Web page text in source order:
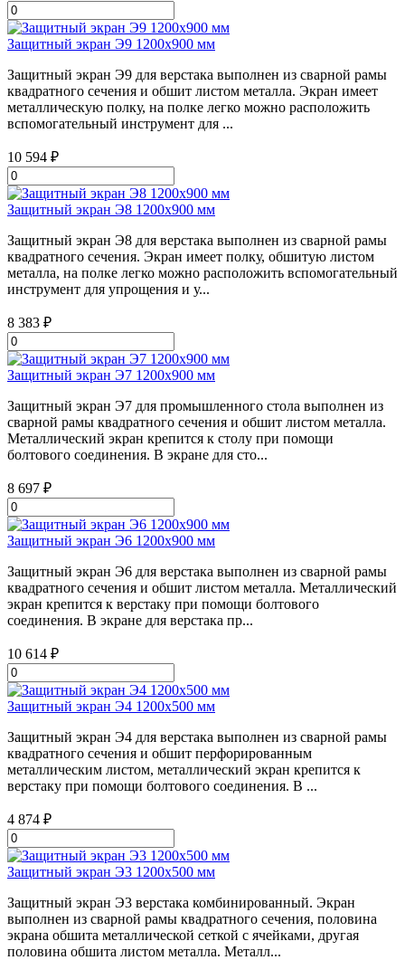
Защитный экран Э9 1200х900 мм
Защитный экран Э9 для верстака выполнен из сварной рамы
квадратного сечения и обшит листом металла. Экран имеет
металлическую полку, на полке легко можно расположить
вспомогательный инструмент для ...
10 594 ₽
Защитный экран Э8 1200х900 мм
Защитный экран Э8 для верстака выполнен из сварной рамы
квадратного сечения. Экран имеет полку, обшитую листом
металла, на полке легко можно расположить вспомогательный
инструмент для упрощения и у...
8 383 ₽
Защитный экран Э7 1200х900 мм
Защитный экран Э7 для промышленного стола выполнен из
сварной рамы квадратного сечения и обшит листом металла.
Металлический экран крепится к столу при помощи
болтового соединения. В экране для сто...
8 697 ₽
Защитный экран Э6 1200х900 мм
Защитный экран Э6 для верстака выполнен из сварной рамы
квадратного сечения и обшит листом металла. Металлический
экран крепится к верстаку при помощи болтового
соединения. В экране для верстака пр...
10 614 ₽
Защитный экран Э4 1200х500 мм
Защитный экран Э4 для верстака выполнен из сварной рамы
квадратного сечения и обшит перфорированным
металлическим листом, металлический экран крепится к
верстаку при помощи болтового соединения. В ...
4 874 ₽
Защитный экран Э3 1200х500 мм
Защитный экран Э3 верстака комбинированный. Экран
выполнен из сварной рамы квадратного сечения, половина
экрана обшита металлической сеткой с ячейками, другая
половина обшита листом металла. Металл...